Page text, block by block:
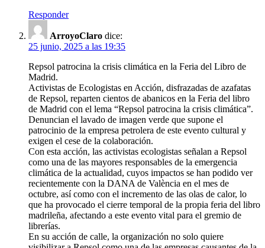
Responder
ArroyoClaro dice:
25 junio, 2025 a las 19:35
Repsol patrocina la crisis climática en la Feria del Libro de
Madrid.
Activistas de Ecologistas en Acción, disfrazadas de azafatas
de Repsol, reparten cientos de abanicos en la Feria del libro
de Madrid con el lema “Repsol patrocina la crisis climática”.
Denuncian el lavado de imagen verde que supone el
patrocinio de la empresa petrolera de este evento cultural y
exigen el cese de la colaboración.
Con esta acción, las activistas ecologistas señalan a Repsol
como una de las mayores responsables de la emergencia
climática de la actualidad, cuyos impactos se han podido ver
recientemente con la DANA de València en el mes de
octubre, así como con el incremento de las olas de calor, lo
que ha provocado el cierre temporal de la propia feria del libro
madrileña, afectando a este evento vital para el gremio de
librerías.
En su acción de calle, la organización no solo quiere